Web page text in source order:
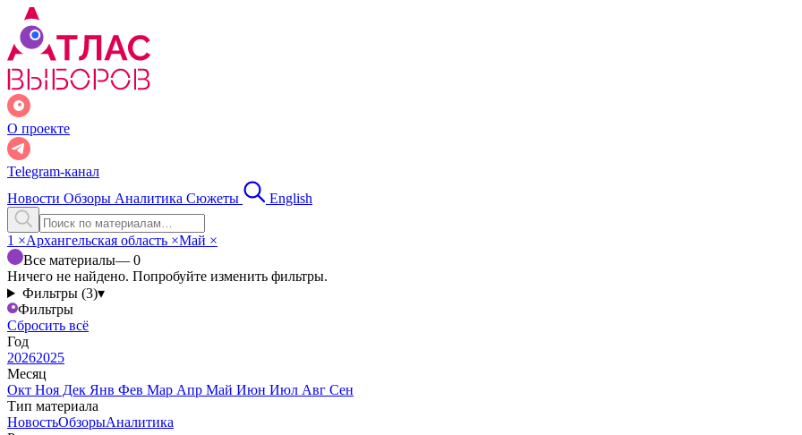
О проекте
Telegram-канал
Новости Обзоры Аналитика Сюжеты English
1 ×Архангельская область ×Май ×
Все материалы— 0
Ничего не найдено. Попробуйте изменить фильтры.
Фильтры (3)▾
Фильтры
Сбросить всё
Год
20262025
Месяц
Окт Ноя Дек Янв Фев Мар Апр Май Июн Июл Авг Сен
Тип материала
НовостьОбзорыАналитика